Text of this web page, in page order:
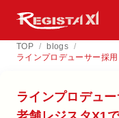
TOP / blogs /
ラインプロデューサー採
ラインプロデュ